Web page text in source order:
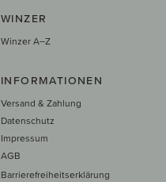
WINZER
Winzer A–Z
INFORMATIONEN
Versand & Zahlung
Datenschutz
Impressum
AGB
Barrierefreiheitserklärung